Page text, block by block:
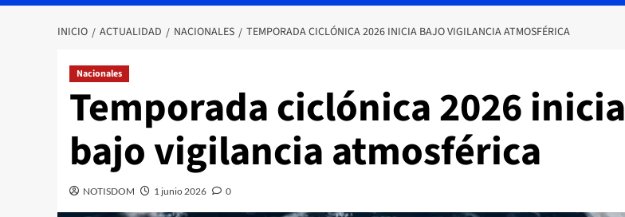
INICIO ACTUALIDAD NACIONALES TEMPORADA CICLÓNICA 2026 INICIA BAJO VIGILANCIA ATMOSFÉRICA
Nacionales
Temporada ciclónica 2026 inicia
bajo vigilancia atmosférica
NOTISDOM 1 junio 2026 0